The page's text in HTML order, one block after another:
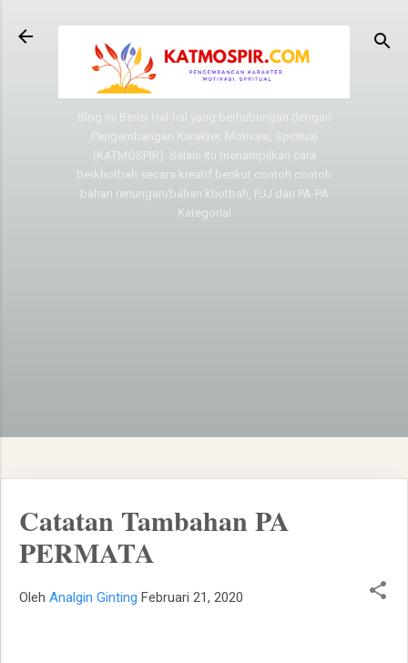
Langsung ke konten utama
Blog ini Berisi Hal-hal yang berhubungan dengan
Pengembangan Karakter, Motivasi, Spiritual
(KATMOSPIR). Selain itu menampilkan cara
berkhotbah secara kreatif berikut contoh contoh
bahan renungan/bahan khotbah, PJJ dan PA-PA
Kategorial
Catatan Tambahan PA
PERMATA
Oleh Analgin Ginting Februari 21, 2020